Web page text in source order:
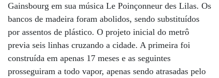
Gainsbourg em sua música Le Poinçonneur des Lilas. Os
bancos de madeira foram abolidos, sendo substituídos
por assentos de plástico. O projeto inicial do metrô
previa seis linhas cruzando a cidade. A primeira foi
construída em apenas 17 meses e as seguintes
prosseguiram a todo vapor, apenas sendo atrasadas pelo